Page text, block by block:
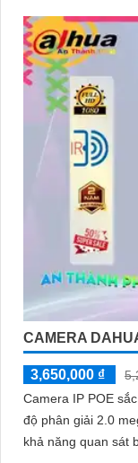
CAMERA
3,650,000 ₫
Camera IP POE
độ phân giải 2.0
khả năng quan sát